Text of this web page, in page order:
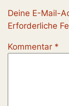
Deine E-Mail-
Erforderliche
Kommentar *